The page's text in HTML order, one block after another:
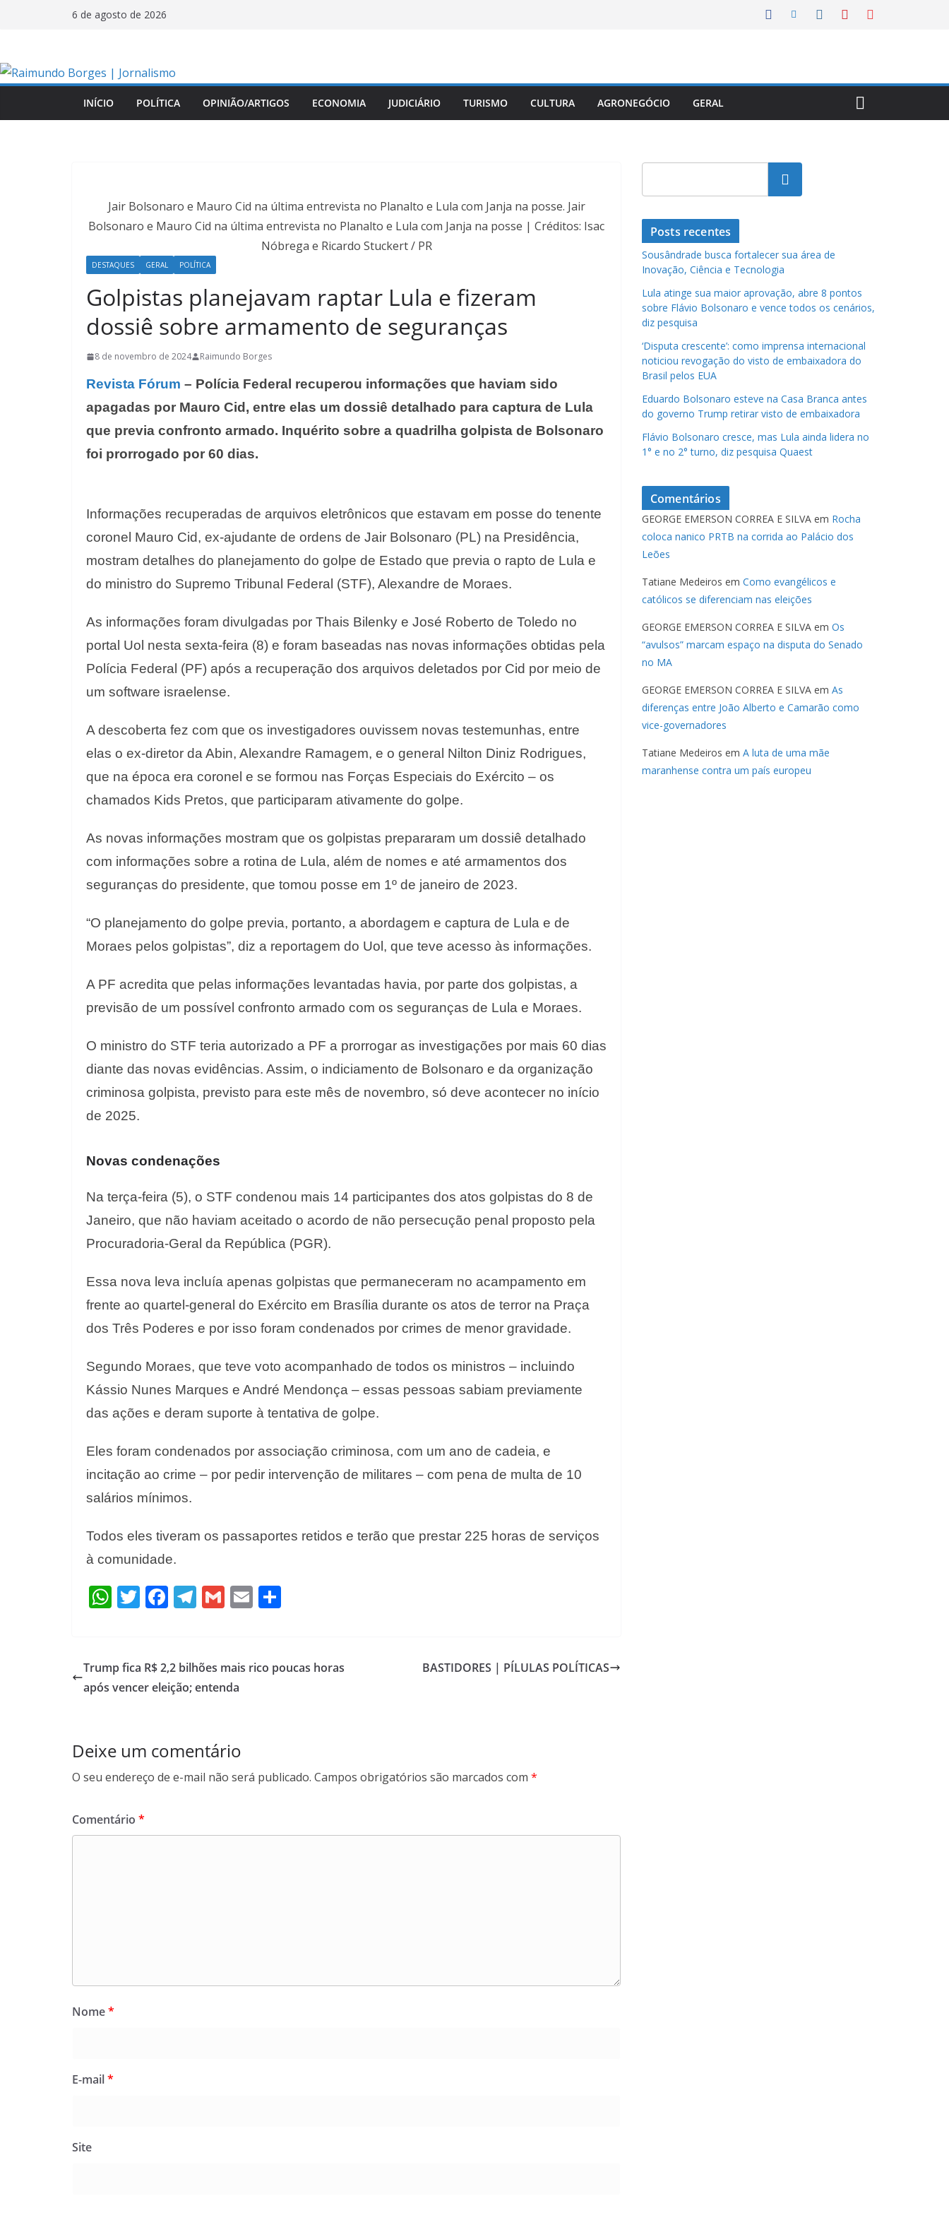
conteúdo
6 de agosto de 2026
INÍCIO POLÍTICA OPINIÃO/ARTIGOS ECONOMIA JUDICIÁRIO TURISMO CULTURA AGRONEGÓCIO GERAL
Jair Bolsonaro e Mauro Cid na última entrevista no Planalto e Lula com Janja na posse. Jair
Bolsonaro e Mauro Cid na última entrevista no Planalto e Lula com Janja na posse | Créditos: Isac
Nóbrega e Ricardo Stuckert / PR
DESTAQUES GERAL POLÍTICA
Golpistas planejavam raptar Lula e fizeram
dossiê sobre armamento de seguranças
8 de novembro de 2024 Raimundo Borges
Revista Fórum – Polícia Federal recuperou informações que haviam sido
apagadas por Mauro Cid, entre elas um dossiê detalhado para captura de Lula
que previa confronto armado. Inquérito sobre a quadrilha golpista de Bolsonaro
foi prorrogado por 60 dias.
Informações recuperadas de arquivos eletrônicos que estavam em posse do tenente
coronel Mauro Cid, ex-ajudante de ordens de Jair Bolsonaro (PL) na Presidência,
mostram detalhes do planejamento do golpe de Estado que previa o rapto de Lula e
do ministro do Supremo Tribunal Federal (STF), Alexandre de Moraes.
As informações foram divulgadas por Thais Bilenky e José Roberto de Toledo no
portal Uol nesta sexta-feira (8) e foram baseadas nas novas informações obtidas pela
Polícia Federal (PF) após a recuperação dos arquivos deletados por Cid por meio de
um software israelense.
A descoberta fez com que os investigadores ouvissem novas testemunhas, entre
elas o ex-diretor da Abin, Alexandre Ramagem, e o general Nilton Diniz Rodrigues,
que na época era coronel e se formou nas Forças Especiais do Exército – os
chamados Kids Pretos, que participaram ativamente do golpe.
As novas informações mostram que os golpistas prepararam um dossiê detalhado
com informações sobre a rotina de Lula, além de nomes e até armamentos dos
seguranças do presidente, que tomou posse em 1º de janeiro de 2023.
“O planejamento do golpe previa, portanto, a abordagem e captura de Lula e de
Moraes pelos golpistas”, diz a reportagem do Uol, que teve acesso às informações.
A PF acredita que pelas informações levantadas havia, por parte dos golpistas, a
previsão de um possível confronto armado com os seguranças de Lula e Moraes.
O ministro do STF teria autorizado a PF a prorrogar as investigações por mais 60 dias
diante das novas evidências. Assim, o indiciamento de Bolsonaro e da organização
criminosa golpista, previsto para este mês de novembro, só deve acontecer no início
de 2025.
Novas condenações
Na terça-feira (5), o STF condenou mais 14 participantes dos atos golpistas do 8 de
Janeiro, que não haviam aceitado o acordo de não persecução penal proposto pela
Procuradoria-Geral da República (PGR).
Essa nova leva incluía apenas golpistas que permaneceram no acampamento em
frente ao quartel-general do Exército em Brasília durante os atos de terror na Praça
dos Três Poderes e por isso foram condenados por crimes de menor gravidade.
Segundo Moraes, que teve voto acompanhado de todos os ministros – incluindo
Kássio Nunes Marques e André Mendonça – essas pessoas sabiam previamente
das ações e deram suporte à tentativa de golpe.
Eles foram condenados por associação criminosa, com um ano de cadeia, e
incitação ao crime – por pedir intervenção de militares – com pena de multa de 10
salários mínimos.
Todos eles tiveram os passaportes retidos e terão que prestar 225 horas de serviços
à comunidade.
W
s
A
T
er
F
b
o
T
gr
a
G
l
E
l e
Trump fica R$ 2,2 bilhões mais rico poucas horas
após vencer eleição; entenda
BASTIDORES | PÍLULAS POLÍTICAS
Deixe um comentário
O seu endereço de e-mail não será publicado. Campos obrigatórios são marcados com *
Comentário *
Nome*
E-mail*
Site
Pesquisar
Posts recentes
Sousândrade busca fortalecer sua área de
Inovação, Ciência e Tecnologia
Lula atinge sua maior aprovação, abre 8 pontos
sobre Flávio Bolsonaro e vence todos os cenários,
diz pesquisa
‘Disputa crescente’: como imprensa internacional
noticiou revogação do visto de embaixadora do
Brasil pelos EUA
Eduardo Bolsonaro esteve na Casa Branca antes
do governo Trump retirar visto de embaixadora
Flávio Bolsonaro cresce, mas Lula ainda lidera no
1° e no 2° turno, diz pesquisa Quaest
Comentários
GEORGE EMERSON CORREA E SILVA em Rocha
coloca nanico PRTB na corrida ao Palácio dos
Leões
Tatiane Medeiros em Como evangélicos e
católicos se diferenciam nas eleições
GEORGE EMERSON CORREA E SILVA em Os
“avulsos” marcam espaço na disputa do Senado
no MA
GEORGE EMERSON CORREA E SILVA em As
diferenças entre João Alberto e Camarão como
vice-governadores
Tatiane Medeiros em A luta de uma mãe
maranhense contra um país europeu